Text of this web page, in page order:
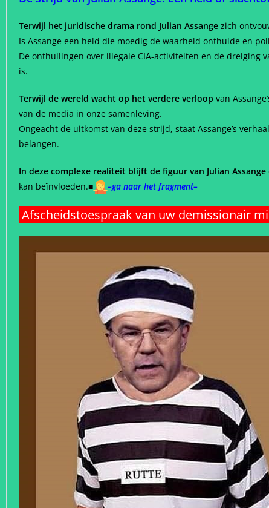
Terwijl het juridische drama rond Julian Assange zich
Is Assange een held die moedig de waarheid onthulde en
De onthullingen over illegale CIA-activiteiten en de dreiging
is.
Terwijl de wereld wacht op het verdere verloop van
van de media in onze samenleving.
Ongeacht de uitkomst van deze strijd, staat Assange’s
belangen.
In deze complexe realiteit blijft de figuur van Julian Assange
kan beïnvloeden.■ –ga naar het fragment–
Afscheidstoespraak van uw demissionair